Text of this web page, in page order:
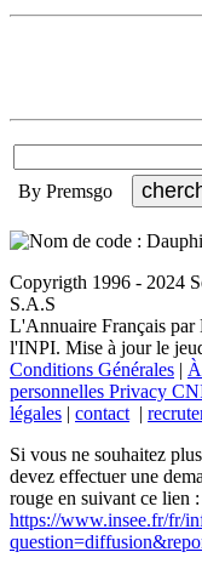
By Premsgo
Copyrigth 1996 - 2024
S.A.S
L'Annuaire Français par
l'INPI. Mise à jour le
Conditions Générales |
personnelles Privacy
légales | contact |
Si vous ne souhaitez
devez effectuer une
rouge en suivant ce lien :
https://www.insee.fr/fr/